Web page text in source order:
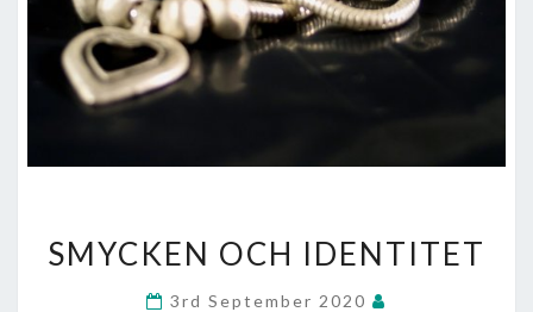
OCH
SMYCKEN OCH IDENTITET
3rd September 2020